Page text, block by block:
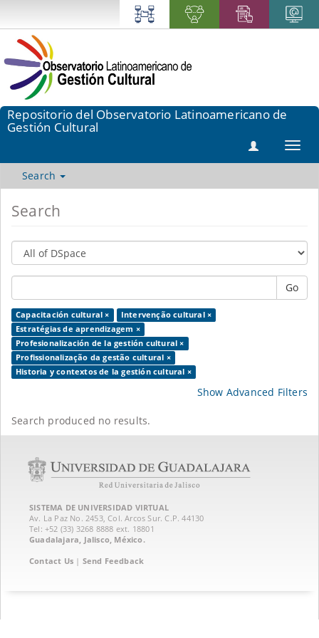
Repositorio del Observatorio Latinoamericano de
Gestión Cultural
Search
Search
Go
Capacitación cultural ×
Intervenção cultural ×
Estratégias de aprendizagem ×
Profesionalización de la gestión cultural ×
Profissionalização da gestão cultural ×
Historia y contextos de la gestión cultural ×
Show Advanced Filters
Search produced no results.
SISTEMA DE UNIVERSIDAD VIRTUAL
Av. La Paz No. 2453, Col. Arcos Sur. C.P. 44130
Tel: +52 (33) 3268 8888‏ ext. 18801
Guadalajara, Jalisco, México.
Contact Us | Send Feedback